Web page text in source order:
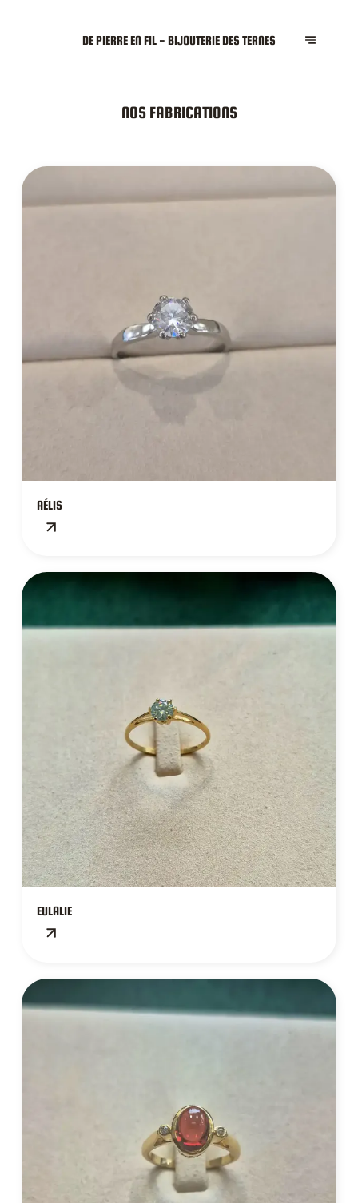
DE PIERRE EN FIL - BIJOUTERIE DES TERNES
NOS FABRICATIONS
AÉLIS
EULALIE